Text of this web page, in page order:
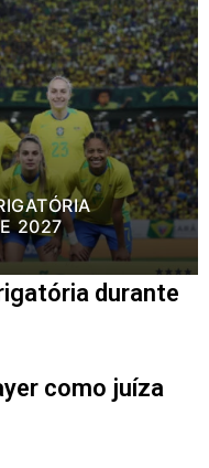
2027
durante
como juíza